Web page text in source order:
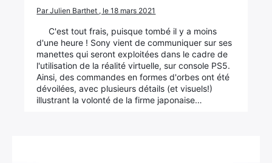
Par Julien Barthet , le 18 mars 2021
C'est tout frais, puisque tombé il y a moins
d'une heure ! Sony vient de communiquer sur ses
manettes qui seront exploitées dans le cadre de
l'utilisation de la réalité virtuelle, sur console PS5.
Ainsi, des commandes en formes d'orbes ont été
dévoilées, avec plusieurs détails (et visuels!)
illustrant la volonté de la firme japonaise…